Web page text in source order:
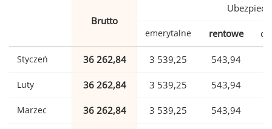
Brutto
emerytalne rentowe
Styczeń 36 262,84 3 539,25 543,94
Luty 36 262,84 3 539,25 543,94
Marzec 36 262,84 3 539,25 543,94